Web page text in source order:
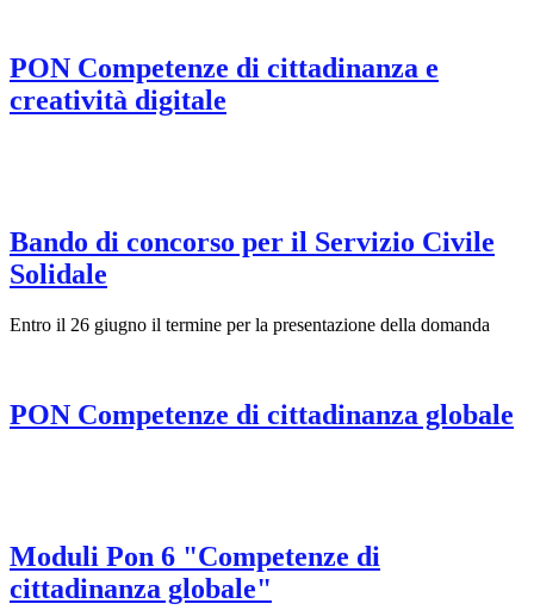
PON Competenze di cittadinanza e
creatività digitale
Bando di concorso per il Servizio Civile
Solidale
Entro il 26 giugno il termine per la presentazione della domanda
PON Competenze di cittadinanza globale
Moduli Pon 6 "Competenze di
cittadinanza globale"